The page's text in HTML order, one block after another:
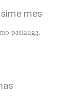
mes
paslaugą.